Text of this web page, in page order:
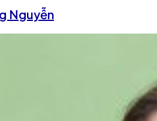
Nguyễn